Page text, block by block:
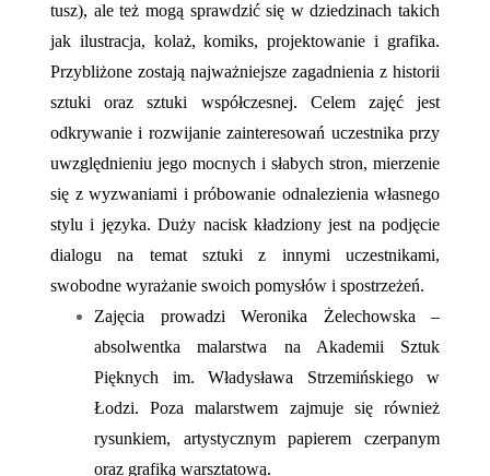
tusz), ale też mogą sprawdzić się w dziedzinach takich
jak ilustracja, kolaż, komiks, projektowanie i grafika.
Przybliżone zostają najważniejsze zagadnienia z historii
sztuki oraz sztuki współczesnej. Celem zajęć jest
odkrywanie i rozwijanie zainteresowań uczestnika przy
uwzględnieniu jego mocnych i słabych stron, mierzenie
się z wyzwaniami i próbowanie odnalezienia własnego
stylu i języka. Duży nacisk kładziony jest na podjęcie
dialogu na temat sztuki z innymi uczestnikami,
swobodne wyrażanie swoich pomysłów i spostrzeżeń.
Zajęcia prowadzi Weronika Żelechowska –
absolwentka malarstwa na Akademii Sztuk
Pięknych im. Władysława Strzemińskiego w
Łodzi. Poza malarstwem zajmuje się również
rysunkiem, artystycznym papierem czerpanym
oraz grafiką warsztatową.